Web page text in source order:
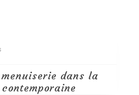
dans la